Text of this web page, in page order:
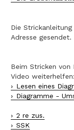
Die
Adresse gesendet.
Beim Stricken von
Video weiterhelfen:
Lesen eines
Diagramme -
2 re zus.
SSK